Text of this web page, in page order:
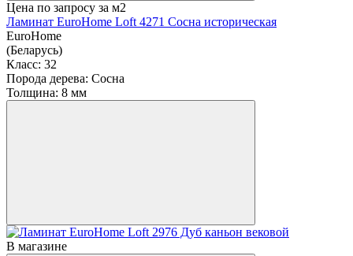
Цена по запросу за м2
Ламинат EuroHome Loft 4271 Сосна историческая
EuroHome
(Беларусь)
Класс: 32
Порода дерева: Сосна
Толщина: 8 мм
В магазине